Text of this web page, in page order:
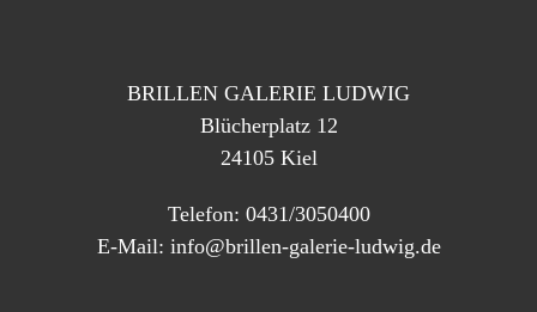
BRILLEN GALERIE LUDWIG
Blücherplatz 12
24105 Kiel
Telefon: 0431/3050400
E-Mail: info@brillen-galerie-ludwig.de